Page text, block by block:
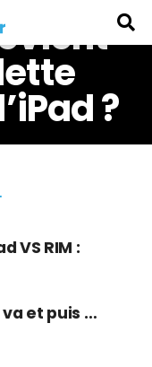
?
VS RIM :
va et puis …